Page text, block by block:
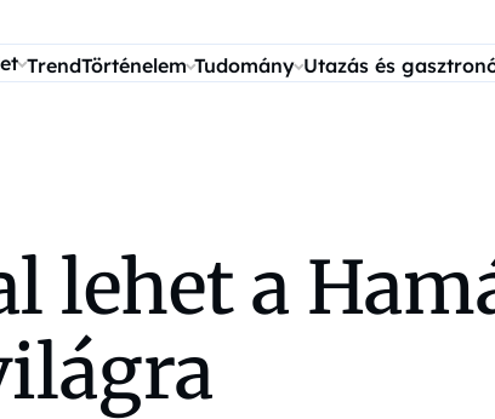
TrendTörténelem Tudomány Utazás és
lehet a